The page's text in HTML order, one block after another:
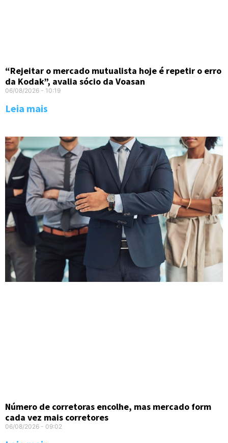
“Rejeitar o mercado mutualista hoje é repetir o erro
da Kodak”, avalia sócio da Voasan
06/08/2026 10:19
Leia mais
Número de corretoras encolhe, mas mercado form
cada vez mais corretores
06/08/2026 09:02